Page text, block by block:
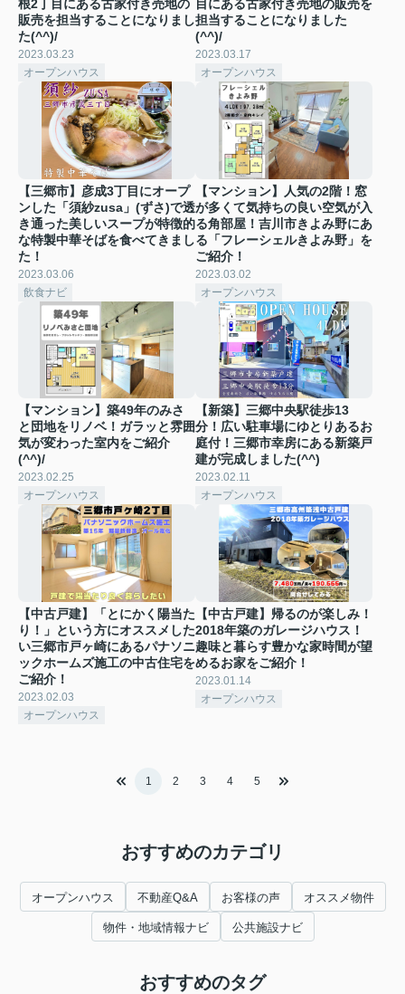
根2丁目にある古家付き売地の
販売を担当することになりまし
た(^^)/
2023.03.23
オープンハウス
目にある古家付き売地の販売を
担当することになりました
(^^)/
2023.03.17
オープンハウス
【三郷市】彦成3丁目にオープ
ンした「須紗zusa」(ずさ)で透
き通った美しいスープが特徴的
な特製中華そばを食べてきまし
た！
2023.03.06
飲食ナビ
【マンション】人気の2階！窓
が多くて気持ちの良い空気が入
る角部屋！吉川市きよみ野にあ
る「フレーシェルきよみ野」を
ご紹介！
2023.03.02
オープンハウス
【マンション】築49年のみさ
と団地をリノベ！ガラッと雰囲
気が変わった室内をご紹介
(^^)/
2023.02.25
オープンハウス
【新築】三郷中央駅徒歩13
分！広い駐車場にゆとりあるお
庭付！三郷市幸房にある新築戸
建が完成しました(^^)
2023.02.11
オープンハウス
【中古戸建】「とにかく陽当た
り！」という方にオススメした
い三郷市戸ヶ崎にあるパナソニ
ックホームズ施工の中古住宅を
ご紹介！
2023.02.03
オープンハウス
【中古戸建】帰るのが楽しみ！
2018年築のガレージハウス！
趣味と暮らす豊かな家時間が望
めるお家をご紹介！
2023.01.14
オープンハウス
1 2 3 4 5
おすすめのカテゴリ
オープンハウス 不動産Q&A お客様の声 オススメ物件
物件・地域情報ナビ 公共施設ナビ
おすすめのタグ